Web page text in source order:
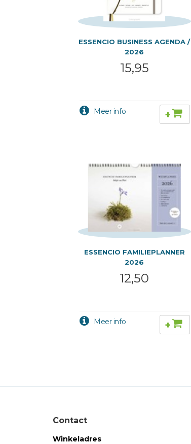
ESSENCIO BUSINESS AGENDA /
2026
15,95
+
ESSENCIO FAMILIEPLANNER
2026
12,50
+
Contact
Winkeladres